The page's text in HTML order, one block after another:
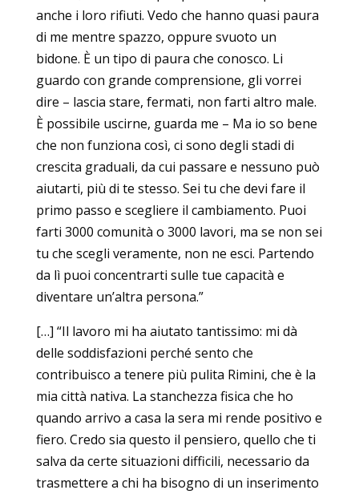
anche i loro rifiuti. Vedo che hanno quasi paura
di me mentre spazzo, oppure svuoto un
bidone. È un tipo di paura che conosco. Li
guardo con grande comprensione, gli vorrei
dire – lascia stare, fermati, non farti altro male.
È possibile uscirne, guarda me – Ma io so bene
che non funziona così, ci sono degli stadi di
crescita graduali, da cui passare e nessuno può
aiutarti, più di te stesso. Sei tu che devi fare il
primo passo e scegliere il cambiamento. Puoi
farti 3000 comunità o 3000 lavori, ma se non sei
tu che scegli veramente, non ne esci. Partendo
da lì puoi concentrarti sulle tue capacità e
diventare un’altra persona.”
[…] “Il lavoro mi ha aiutato tantissimo: mi dà
delle soddisfazioni perché sento che
contribuisco a tenere più pulita Rimini, che è la
mia città nativa. La stanchezza fisica che ho
quando arrivo a casa la sera mi rende positivo e
fiero. Credo sia questo il pensiero, quello che ti
salva da certe situazioni difficili, necessario da
trasmettere a chi ha bisogno di un inserimento